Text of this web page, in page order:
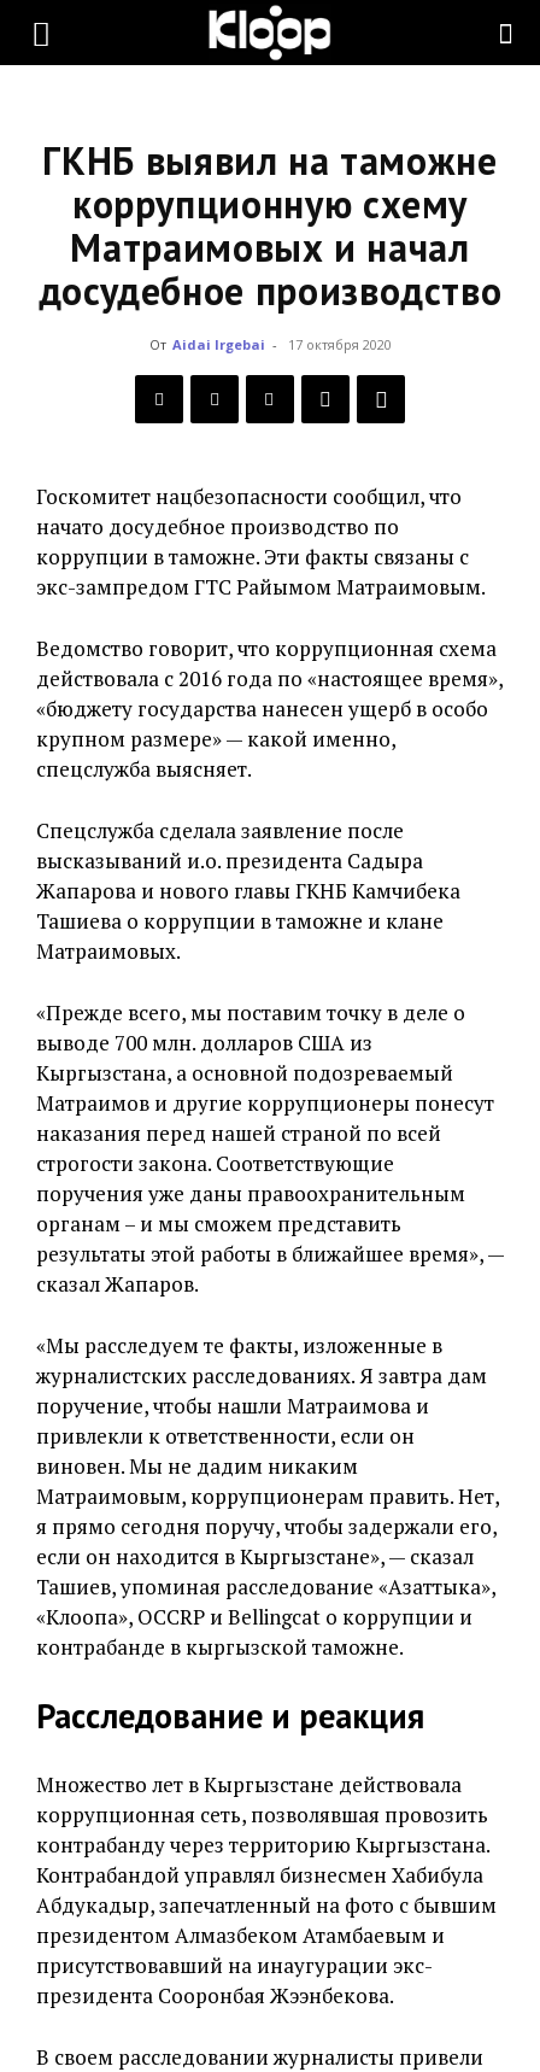
KLOOP.KG
Новости
ГКНБ выявил на таможне
коррупционную схему
Матраимовых и начал
досудебное производство
От Aidai Irgebai - 17 октября 2020
Госкомитет нацбезопасности сообщил, что
начато досудебное производство по
коррупции в таможне. Эти факты связаны с
экс-зампредом ГТС Райымом Матраимовым.
Ведомство говорит, что коррупционная схема
действовала с 2016 года по «настоящее время»,
«бюджету государства нанесен ущерб в особо
крупном размере» — какой именно,
спецслужба выясняет.
Спецслужба сделала заявление после
высказываний и.о. президента Садыра
Жапарова и нового главы ГКНБ Камчибека
Ташиева о коррупции в таможне и клане
Матраимовых.
«Прежде всего, мы поставим точку в деле о
выводе 700 млн. долларов США из
Кыргызстана, а основной подозреваемый
Матраимов и другие коррупционеры понесут
наказания перед нашей страной по всей
строгости закона. Соответствующие
поручения уже даны правоохранительным
органам – и мы сможем представить
результаты этой работы в ближайшее время», —
сказал Жапаров.
«Мы расследуем те факты, изложенные в
журналистских расследованиях. Я завтра дам
поручение, чтобы нашли Матраимова и
привлекли к ответственности, если он
виновен. Мы не дадим никаким
Матраимовым, коррупционерам править. Нет,
я прямо сегодня поручу, чтобы задержали его,
если он находится в Кыргызстане», — сказал
Ташиев, упоминая расследование «Азаттыка»,
«Клоопа», OCCRP и Bellingcat о коррупции и
контрабанде в кыргызской таможне.
Расследование и реакция
Множество лет в Кыргызстане действовала
коррупционная сеть, позволявшая провозить
контрабанду через территорию Кыргызстана.
Контрабандой управлял бизнесмен Хабибула
Абдукадыр, запечатленный на фото с бывшим
президентом Алмазбеком Атамбаевым и
присутствовавший на инаугурации экс-
президента Сооронбая Жээнбекова.
В своем расследовании журналисты привели